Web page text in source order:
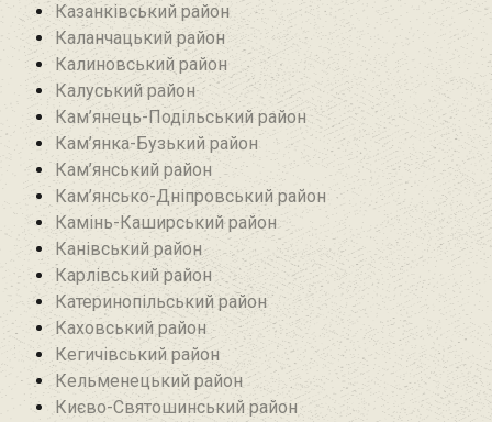
Казанківський район‎
Каланчацький район
Калиновський район
Калуський район
Кам’янець-Подільський район
Кам’янка-Бузький район
Кам’янський район
Кам’янсько-Дніпровський район‎
Камінь-Каширський район
Канівський район
Карлівський район
Катеринопільський район
Каховський район
Кегичівський район
Кельменецький район
Києво-Святошинський район